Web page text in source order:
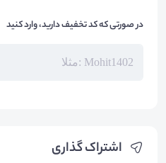
اشتراک گذاری
در صورتی که کد تخفیف دارید، وارد کنید